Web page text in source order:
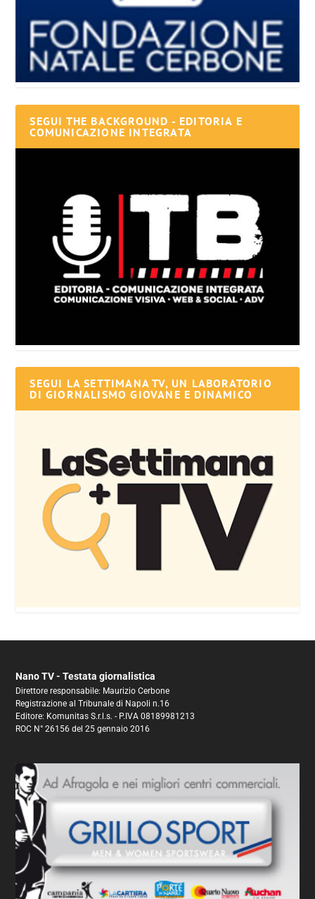
SEGUI THE BACKGROUND - EDITORIA E
COMUNICAZIONE INTEGRATA
SEGUI LA SETTIMANA TV, UN LABORATORIO
DI GIORNALISMO GIOVANE E DINAMICO
Nano TV - Testata giornalistica
Direttore responsabile: Maurizio Cerbone
Registrazione al Tribunale di Napoli n.16
Editore: Komunitas S.r.l.s. - P.IVA 08189981213
ROC N° 26156 del 25 gennaio 2016